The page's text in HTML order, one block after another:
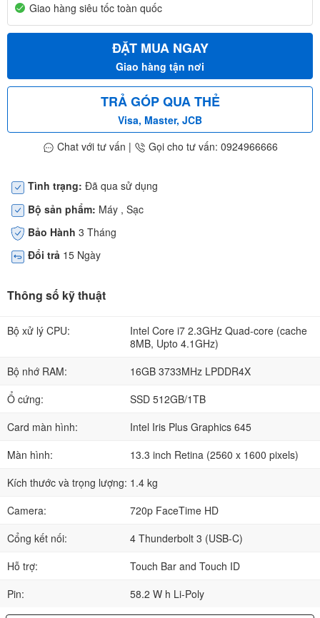
Giao hàng siêu tốc toàn quốc
ĐẶT MUA NGAY
Giao hàng tận nơi
TRẢ GÓP QUA THẺ
Visa, Master, JCB
Chat với tư vấn | Gọi cho tư vấn: 0924966666
Tình trạng: Đã qua sử dụng
Bộ sản phẩm: Máy , Sạc
Bảo Hành 3 Tháng
Đổi trả 15 Ngày
Thông số kỹ thuật
Bộ xử lý CPU:
Intel Core i7 2.3GHz Quad-core (cache
8MB, Upto 4.1GHz)
Bộ nhớ RAM:
16GB 3733MHz LPDDR4X
Ổ cứng:
SSD 512GB/1TB
Card màn hình:
Intel Iris Plus Graphics 645
Màn hình:
13.3 inch Retina (2560 x 1600 pixels)
Kích thước và trọng lượng: 1.4 kg
Camera:
720p FaceTime HD
Cổng kết nối:
4 Thunderbolt 3 (USB-C)
Hỗ trợ:
Touch Bar and Touch ID
Pin:
58.2 W h Li-Poly